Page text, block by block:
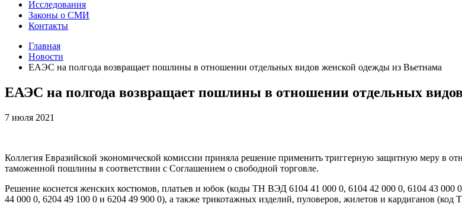
Исследования
Законы о СМИ
Контакты
Главная
Новости
ЕАЭС на полгода возвращает пошлины в отношении отдельных видов женской одежды из Вьетнама
ЕАЭС на полгода возвращает пошлины в отношении отдельных
7 июля 2021
Коллегия Евразийской экономической комиссии приняла решение применить триггерную защитную меру в
таможенной пошлины в соответствии с Соглашением о свободной торговле.
Решение коснется женских костюмов, платьев и юбок (коды ТН ВЭД 6104 41 000 0, 6104 42 000 0, 6104 43 000
44 000 0, 6204 49 100 0 и 6204 49 900 0), а также трикотажных изделий, пуловеров, жилетов и кардиганов